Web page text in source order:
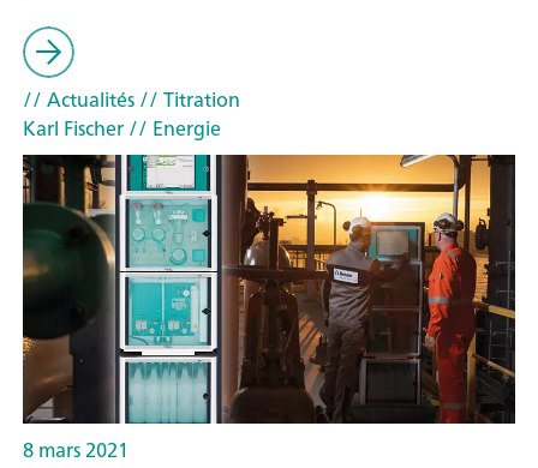
// Actualités// Titration
Karl Fischer// Energie
8 mars 2021